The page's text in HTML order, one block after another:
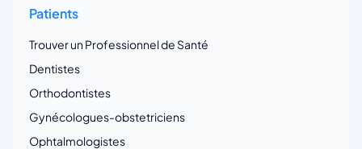
Patients
Trouver un Professionnel de Santé
Dentistes
Orthodontistes
Gynécologues-obstetriciens
Ophtalmologistes